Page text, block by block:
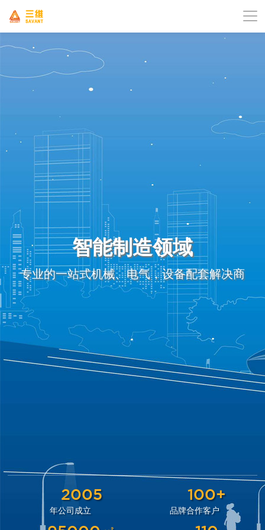
智能制造领域
专业的一站式机械、电气，设备配套解决商
2005
年公司成立
100+
品牌合作客户